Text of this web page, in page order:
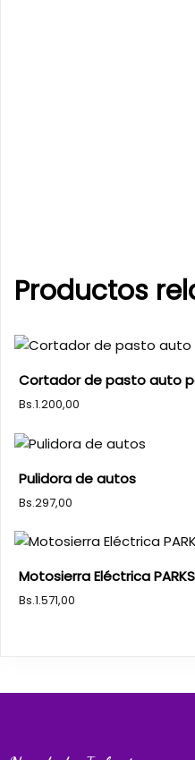
Productos
Cortador de pasto auto
Bs.1.200,00
Pulidora de autos
Bs.297,00
Motosierra Eléctrica
Bs.1.571,00